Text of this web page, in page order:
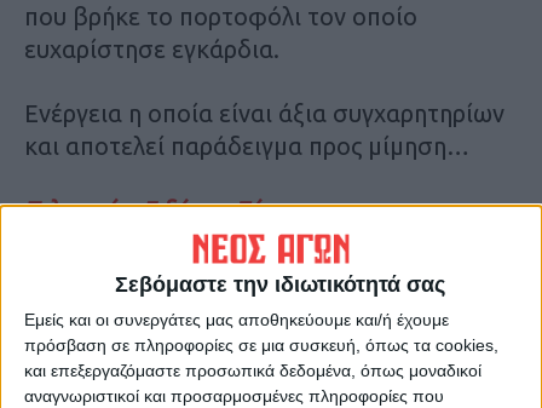
Σεβόμαστε την ιδιωτικότητά σας
Εμείς και οι συνεργάτες μας αποθηκεύουμε και/ή έχουμε
πρόσβαση σε πληροφορίες σε μια συσκευή, όπως τα cookies,
και επεξεργαζόμαστε προσωπικά δεδομένα, όπως μοναδικοί
αναγνωριστικοί και προσαρμοσμένες πληροφορίες που
που βρήκε το πορτοφόλι τον οποίο
ευχαρίστησε εγκάρδια.
Ενέργεια η οποία είναι άξια συγχαρητηρίων
και αποτελεί παράδειγμα προς μίμηση…
Τελευταίες Ειδήσεις Σήμερα
Ακολούθησε την εφημερίδα ΝΕΟΣ
ΑΓΩΝ στο Google News!
Όλες οι εξελίξεις στην περιοχή της
Καρδίτσας και ευρύτερα της Θεσσαλίας